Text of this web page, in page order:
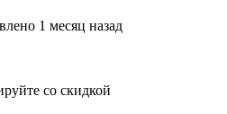
1 месяц назад
со скидкой